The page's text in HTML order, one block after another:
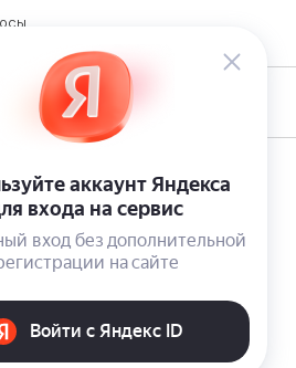
товара
Контакты
28-07
WORX
регулировкой